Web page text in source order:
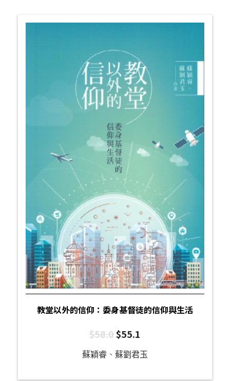
教堂以外的信仰：委身基督徒的信仰與生活
$58.0$55.1
蘇穎睿 、 蘇劉君玉